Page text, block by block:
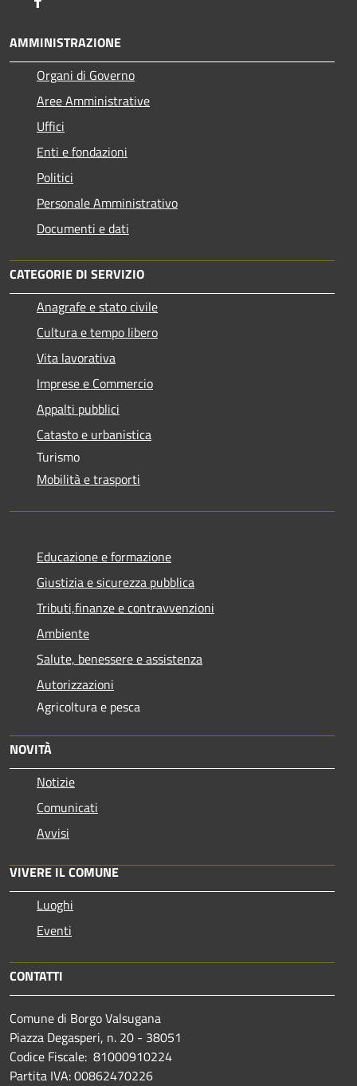
AMMINISTRAZIONE
Organi di Governo
Aree Amministrative
Uffici
Enti e fondazioni
Politici
Personale Amministrativo
Documenti e dati
CATEGORIE DI SERVIZIO
Anagrafe e stato civile
Cultura e tempo libero
Vita lavorativa
Imprese e Commercio
Appalti pubblici
Catasto e urbanistica
Turismo
Mobilità e trasporti
Educazione e formazione
Giustizia e sicurezza pubblica
Tributi,finanze e contravvenzioni
Ambiente
Salute, benessere e assistenza
Autorizzazioni
Agricoltura e pesca
NOVITÀ
Notizie
Comunicati
Avvisi
VIVERE IL COMUNE
Luoghi
Eventi
CONTATTI
Comune di Borgo Valsugana
Piazza Degasperi, n. 20 - 38051
Codice Fiscale: 81000910224
Partita IVA: 00862470226